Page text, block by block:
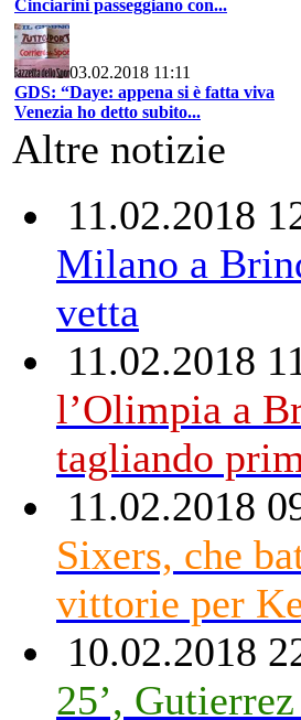
Cinciarini passeggiano con...
03.02.2018 11:11
GDS: “Daye: appena si è fatta viva
Venezia ho detto subito...
Altre notizie
11.02.2018
Milano a
vetta
11.02.2018
l’Olimpia a
tagliando
11.02.2018
Sixers, che
vittorie per
10.02.2018
25’,